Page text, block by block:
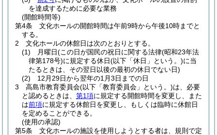
を達成するために必要な業務
(開館時間等)
第4条
文化ホールの開館時間は午前9時から午後10時までと
する。
2
文化ホールの休館日は次のとおりとする。
(1)
月曜日(この日が国民の祝日に関する法律(昭和23年法
律第178号)に規定する休日(以下「休日」という。)に当
たるときは、その翌日以後の最初の休日でない日)
(2)
12月29日から翌年の1月3日までの日
3
高島市教育委員会(以下「教育委員会」という。)は、必要
と認めるときは、 第1項に規定する開館時間を変更し、また
は前項に規定する休館日を変更し、もしくは臨時に休館日
を定めることができる。
(使用の承認)
第5条
文化ホールの施設を使用しようとする者は、規則で定